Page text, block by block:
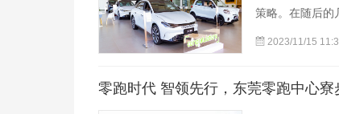
策略。在随后的
2023/11/15
零跑时代 智领先行，东莞零跑中心寮